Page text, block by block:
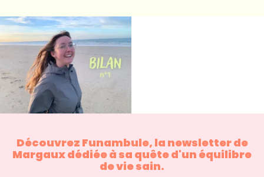
Découvrez Funambule, la newsletter de
Margaux dédiée à sa quête d'un équilibre
de vie sain.